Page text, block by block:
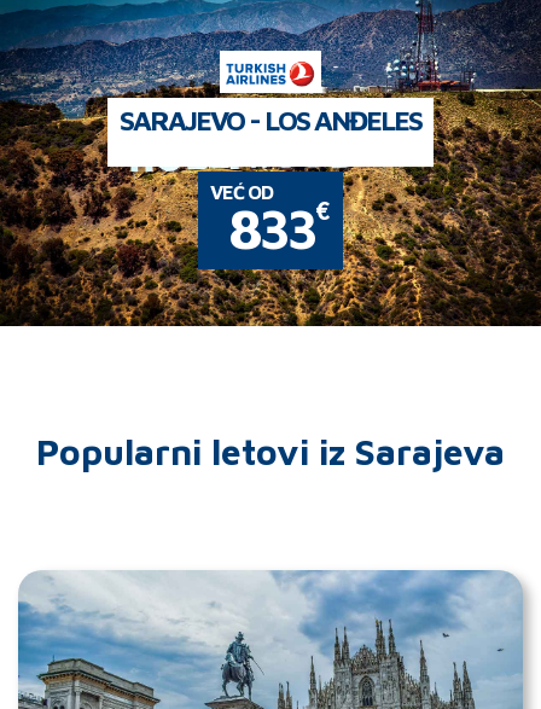
SARAJEVO - LOS ANĐELES
VEĆ OD
833€
Popularni letovi iz Sarajeva